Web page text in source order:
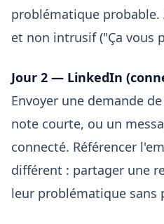
problématique
et non intrusif ("Ça vous
Jour 2 — LinkedIn
Envoyer une demande
note courte, ou un
connecté. Référencer
différent : partager une
leur problématique sans